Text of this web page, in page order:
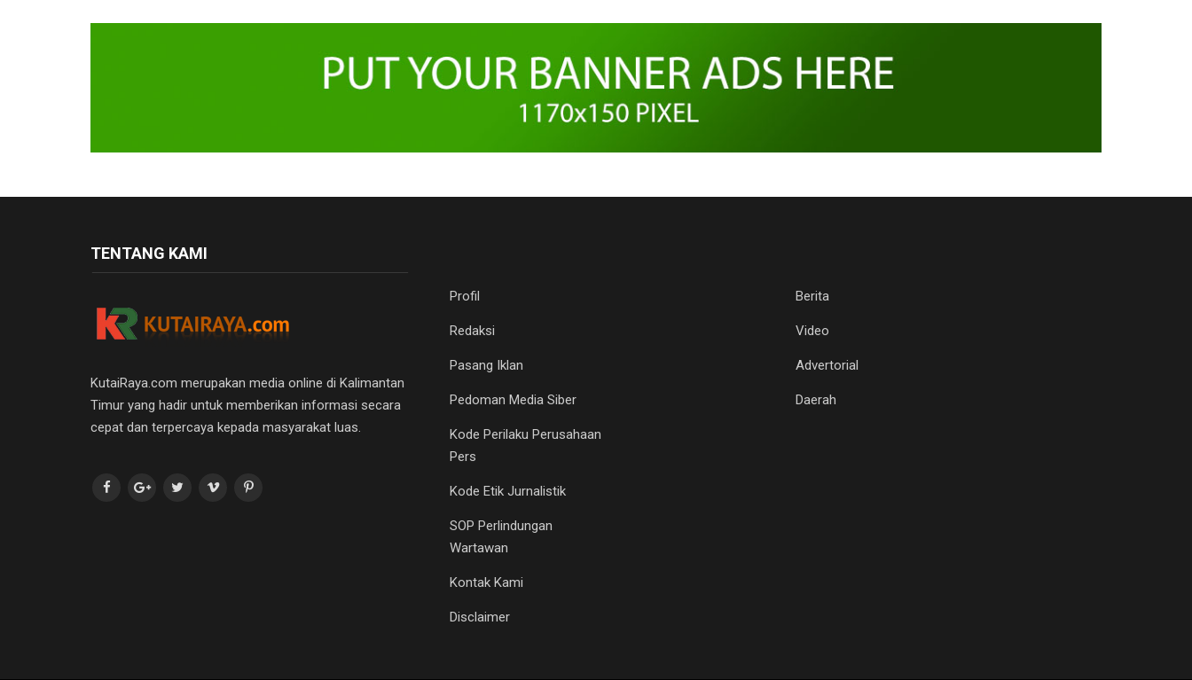
TENTANG KAMI
KutaiRaya.com merupakan media online di Kalimantan
Timur yang hadir untuk memberikan informasi secara
cepat dan terpercaya kepada masyarakat luas.
Profil
Redaksi
Pasang Iklan
Pedoman Media Siber
Kode Perilaku Perusahaan
Pers
Kode Etik Jurnalistik
SOP Perlindungan
Wartawan
Kontak Kami
Disclaimer
Berita
Video
Advertorial
Daerah